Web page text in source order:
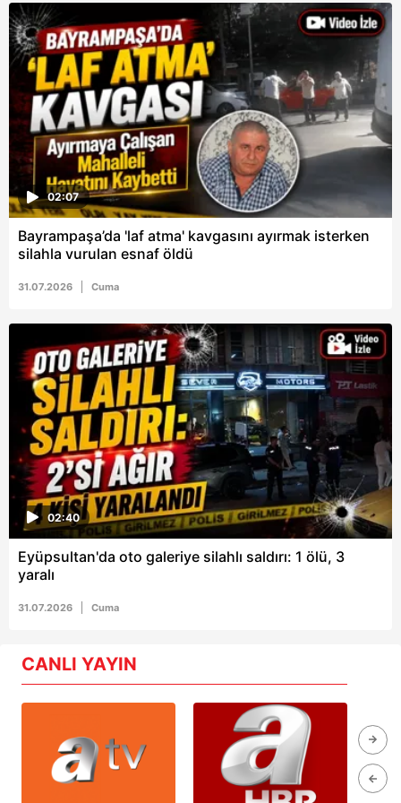
02:07
Bayrampaşa’da 'laf atma' kavgasını ayırmak isterken
silahla vurulan esnaf öldü
31.07.2026 Cuma
02:40
Eyüpsultan'da oto galeriye silahlı saldırı: 1 ölü, 3
yaralı
31.07.2026 Cuma
CANLI YAYIN